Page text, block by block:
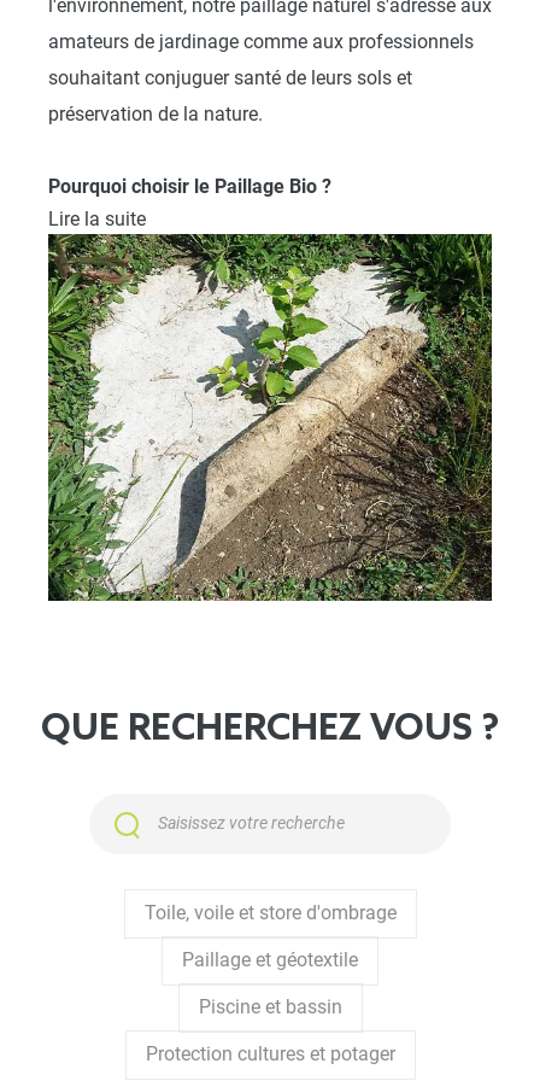
l'environnement, notre paillage naturel s'adresse aux
amateurs de jardinage comme aux professionnels
souhaitant conjuguer santé de leurs sols et
préservation de la nature.
Pourquoi choisir le Paillage Bio ?
Les toiles de paillage bio sont conçues pour
répondre aux besoins croissants des jardiniers
conscients de l'importance de cultiver de manière
responsable. Nos produits respectent les normes les
plus strictes en matière de durabilité, favorisant la
croissance saine des plantes sans compromettre la
biodiversité. Le paillage organique est une
alternative durable auxtoiles de paillage
synthétiques. Nos toiles de paillage sont fabriquées
à partir de matériaux naturels et biologiques,
favorisant ainsi un équilibre écologique dans votre
mauvaises herbes tout en conservant l'humidité du
barrière efficace contre les intrus indésirables,
permettant à vos plantes de prospérer sans
l'utilisation de produits chimiques nocifs. Conçu
pour s'intégrer harmonieusement à votre
écosystème, notre paillage naturel favorise un
Lire la suite
QUE RECHERCHEZ VOUS ?
Toile, voile et store d'ombrage
Paillage et géotextile
Piscine et bassin
Protection cultures et potager